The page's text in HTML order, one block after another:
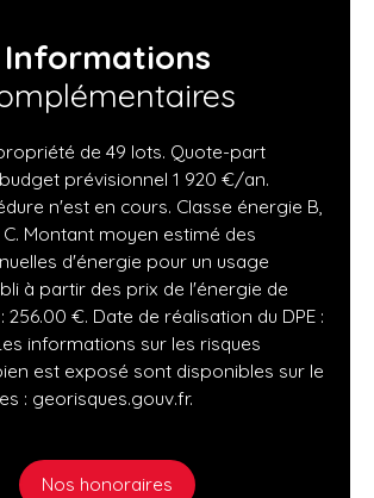
Informations
de 49 lots. Quote-part
prévisionnel 1 920 €/an.
n'est en cours. Classe énergie B,
Montant moyen estimé des
d'énergie pour un usage
à partir des prix de l'énergie de
256.00 €. Date de réalisation du DPE :
informations sur les risques
est exposé sont disponibles sur le
: georisques.gouv.fr.
Nos honoraires